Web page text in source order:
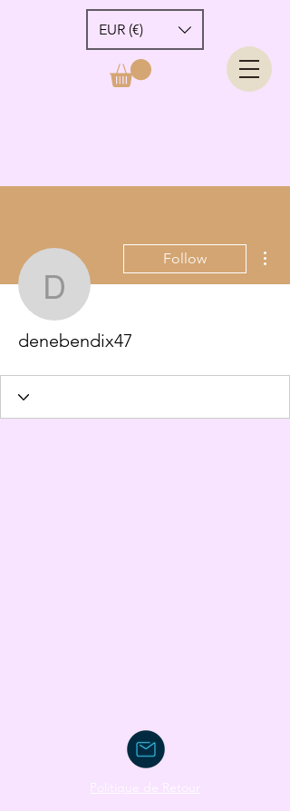
EUR (€)
denebendix47
Follow
denebendix47
Politique de Retour